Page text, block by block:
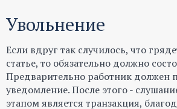
Увольнение
Если вдруг так случилось, что
статье, то обязательно должно
Предварительно работник должен
уведомление. После этого -
этапом является транзакция,